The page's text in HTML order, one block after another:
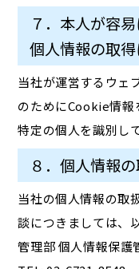
７．本人が容
個人情報の取
当社が運営するウェ
のためにCookie情報
特定の個人を識別し
８．個人情報
当社の個人情報の取
談につきましては、
管理部 個人情報保護